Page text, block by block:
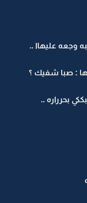
وجعه عليهاا ..
: صبا شفيك ؟
بحرراره ..